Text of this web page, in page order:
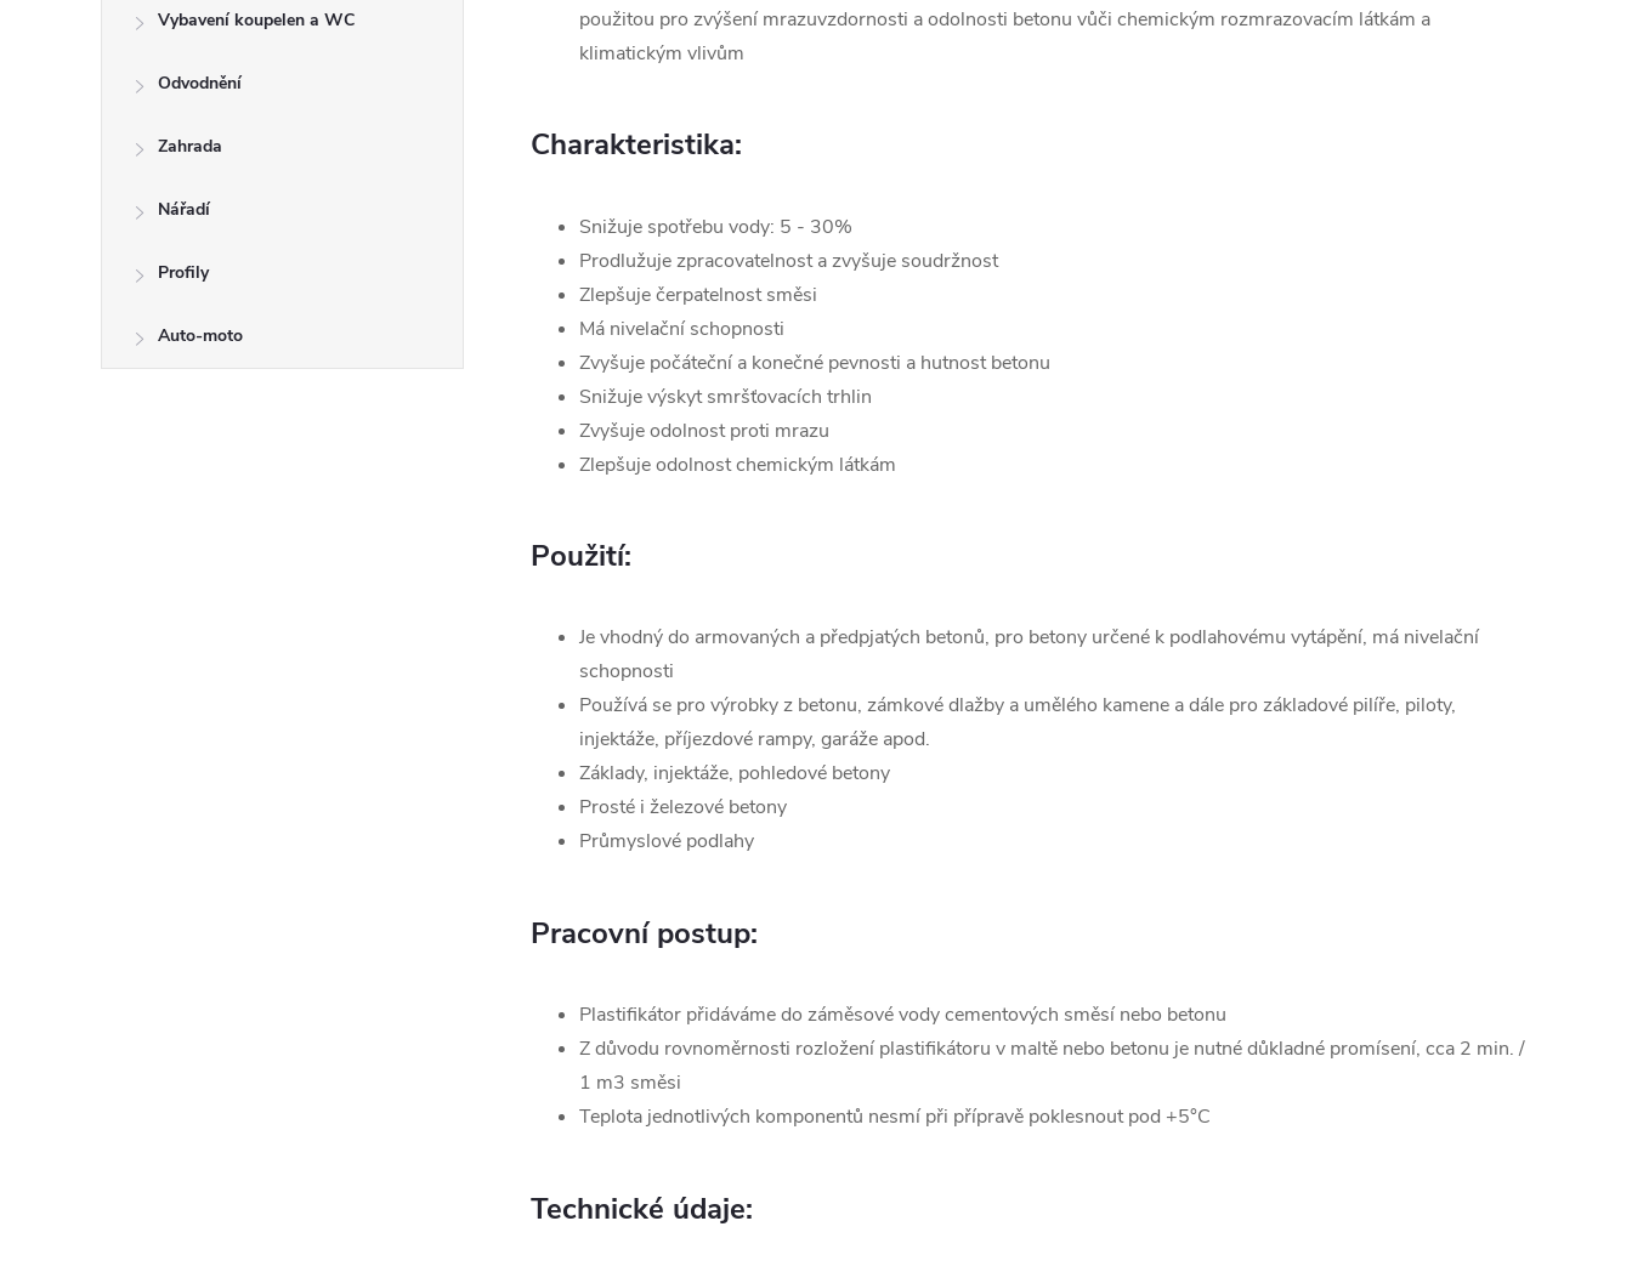
Vybavení koupelen a WC
Odvodnění
Zahrada
Nářadí
Profily
Auto-moto
použitou pro zvýšení mrazuvzdornosti a odolnosti betonu vůči chemickým rozmrazovacím látkám a
klimatickým vlivům
Charakteristika:
Snižuje spotřebu vody: 5 - 30%
Prodlužuje zpracovatelnost a zvyšuje soudržnost
Zlepšuje čerpatelnost směsi
Má nivelační schopnosti
Zvyšuje počáteční a konečné pevnosti a hutnost betonu
Snižuje výskyt smršťovacích trhlin
Zvyšuje odolnost proti mrazu
Zlepšuje odolnost chemickým látkám
Použití:
Je vhodný do armovaných a předpjatých betonů, pro betony určené k podlahovému vytápění, má nivelační
schopnosti
Používá se pro výrobky z betonu, zámkové dlažby a umělého kamene a dále pro základové pilíře, piloty,
injektáže, příjezdové rampy, garáže apod.
Základy, injektáže, pohledové betony
Prosté i železové betony
Průmyslové podlahy
Pracovní postup:
Plastifikátor přidáváme do záměsové vody cementových směsí nebo betonu
Z důvodu rovnoměrnosti rozložení plastifikátoru v maltě nebo betonu je nutné důkladné promísení, cca 2 min. /
1 m3 směsi
Teplota jednotlivých komponentů nesmí při přípravě poklesnout pod +5°C
Technické údaje: